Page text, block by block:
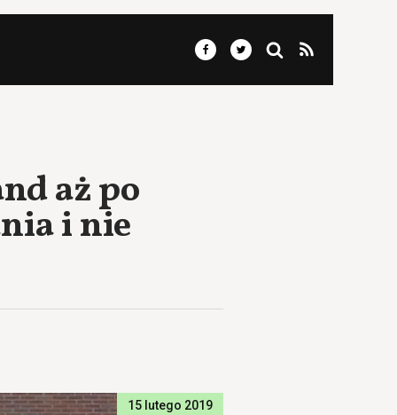
aż po
i nie
15 lutego 2019